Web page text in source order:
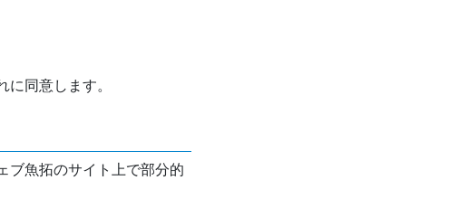
同意します。
ブ魚拓のサイト上で部分的